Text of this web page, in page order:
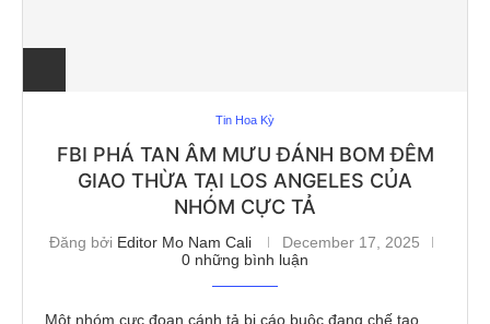
Tin Hoa Kỳ
FBI PHÁ TAN ÂM MƯU ĐÁNH BOM ĐÊM
GIAO THỪA TẠI LOS ANGELES CỦA
NHÓM CỰC TẢ
Đăng bởi Editor Mo Nam Cali
December 17, 2025
0 những bình luận
Một nhóm cực đoan cánh tả bị cáo buộc đang chế tạo